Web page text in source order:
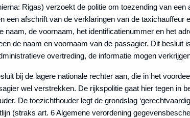
Rigas) verzoekt de politie om toezending van
een afschrift van de verklaringen van de
naam, de voornaam, het identificatienummer en het
de naam en voornaam van de passagier. Dit
overtreding, de informatie mogen
bij de lagere nationale rechter aan, die in het
wel verstrekken. De rijkspolitie gaat hier tegen in
De toezichthouder legt de grondslag
(straks art. 6 Algemene verordening